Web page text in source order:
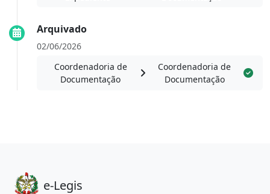
Arquivado
02/06/2026
Coordenadoria de
Documentação
Coordenadoria de
Documentação
e-Legis